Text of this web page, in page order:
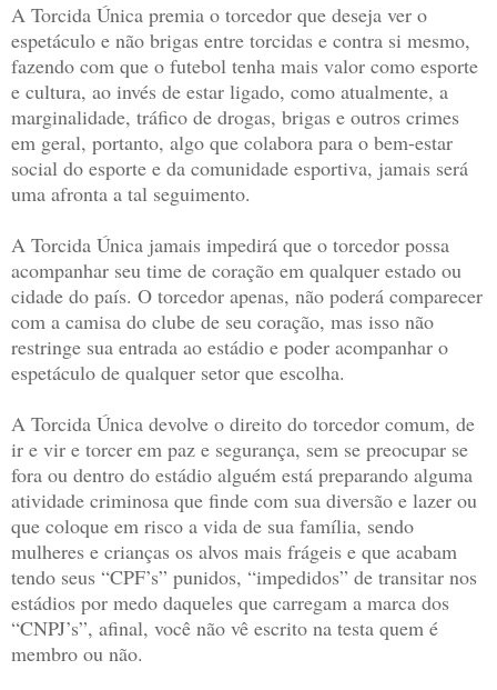
A Torcida Única premia o torcedor que deseja ver o
espetáculo e não brigas entre torcidas e contra si mesmo,
fazendo com que o futebol tenha mais valor como esporte
e cultura, ao invés de estar ligado, como atualmente, a
marginalidade, tráfico de drogas, brigas e outros crimes
em geral, portanto, algo que colabora para o bem-estar
social do esporte e da comunidade esportiva, jamais será
uma afronta a tal seguimento.
A Torcida Única jamais impedirá que o torcedor possa
acompanhar seu time de coração em qualquer estado ou
cidade do país. O torcedor apenas, não poderá comparecer
com a camisa do clube de seu coração, mas isso não
restringe sua entrada ao estádio e poder acompanhar o
espetáculo de qualquer setor que escolha.
A Torcida Única devolve o direito do torcedor comum, de
ir e vir e torcer em paz e segurança, sem se preocupar se
fora ou dentro do estádio alguém está preparando alguma
atividade criminosa que finde com sua diversão e lazer ou
que coloque em risco a vida de sua família, sendo
mulheres e crianças os alvos mais frágeis e que acabam
tendo seus “CPF’s” punidos, “impedidos” de transitar nos
estádios por medo daqueles que carregam a marca dos
“CNPJ’s”, afinal, você não vê escrito na testa quem é
membro ou não.